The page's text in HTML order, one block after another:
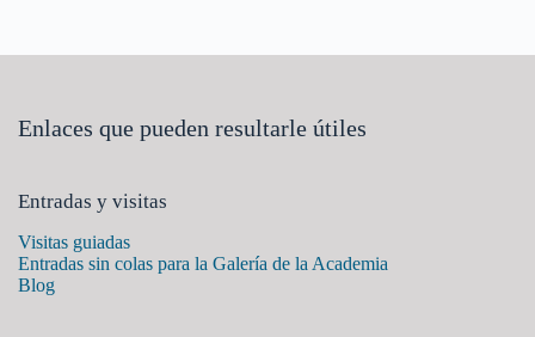
Enlaces que pueden resultarle útiles
Entradas y visitas
Visitas guiadas
Entradas sin colas para la Galería de la Academia
Blog